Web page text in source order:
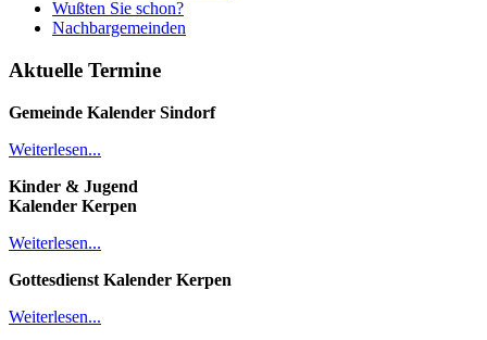
Wußten Sie schon?
Nachbargemeinden
Aktuelle Termine
Gemeinde Kalender Sindorf
Weiterlesen...
Kinder & Jugend
Kalender Kerpen
Weiterlesen...
Gottesdienst Kalender Kerpen
Weiterlesen...